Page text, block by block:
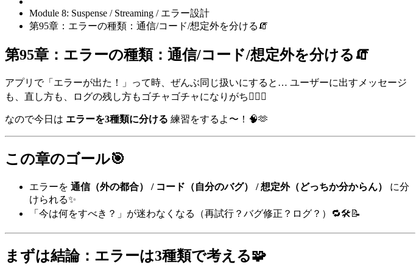
Module 8: Suspense / Streaming / エラー設計
第95章：エラーの種類：通信/コード/想定外を分ける🧯
第95章：エラーの種類：通信/コード/想定外を分ける🧯
アプリで「エラーが出た！」って時、ぜんぶ同じ扱いにすると… ユーザーに出すメッセージ
も、直し方も、ログの残し方もゴチャゴチャになりがち😵‍💫💦
なので今日は エラーを3種類に分ける 練習をするよ〜！🧠🫶
この章のゴール🎯
エラーを 通信（外の都合） / コード（自分のバグ） / 想定外（どっちか分からん）
に分
けられる✨
「今は何をすべき？」が迷わなくなる（再試行？バグ修正？ログ？）🔁🛠️📝
まずは結論：エラーは3種類で考える🧩